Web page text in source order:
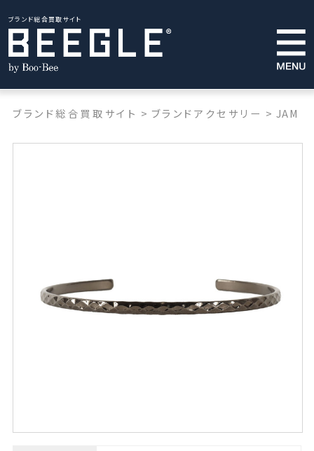
ブランド総合買取サイト
ブランド総合買取サイト > ブランドアクセサリー > JAM